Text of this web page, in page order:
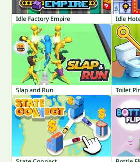
Idle Factory Empire Idle
Slap and Run Toilet